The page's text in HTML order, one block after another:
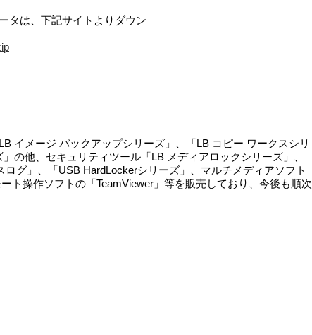
タは、下記サイトよりダウン
イメージ バックアップシリーズ」、「LB コピー ワークスシリ
の他、セキュリティツール「LB メディアロックシリーズ」、
ログ」、「USB HardLockerシリーズ」、マルチメディアソフト
ト操作ソフトの「TeamViewer」等を販売しており、今後も順次